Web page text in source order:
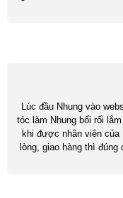
Lúc đầu Nhung vào
tóc làm Nhung bối rối
khi được nhân viên của
lòng, giao hàng thì